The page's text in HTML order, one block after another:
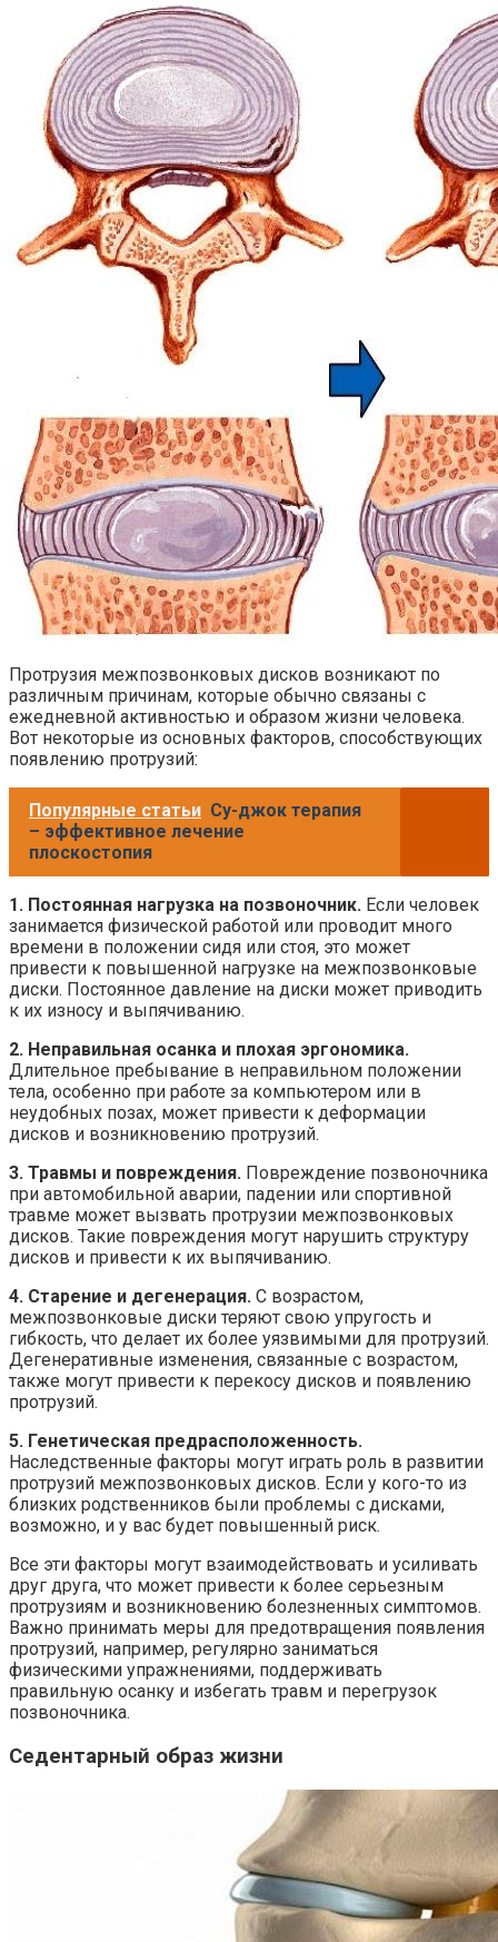
Протрузия межпозвонковых дисков возникают по
различным причинам, которые обычно связаны с
ежедневной активностью и образом жизни человека.
Вот некоторые из основных факторов, способствующих
появлению протрузий:
Популярные статьи Су-джок терапия
– эффективное лечение
плоскостопия
1. Постоянная нагрузка на позвоночник. Если человек
занимается физической работой или проводит много
времени в положении сидя или стоя, это может
привести к повышенной нагрузке на межпозвонковые
диски. Постоянное давление на диски может приводить
к их износу и выпячиванию.
2. Неправильная осанка и плохая эргономика.
Длительное пребывание в неправильном положении
тела, особенно при работе за компьютером или в
неудобных позах, может привести к деформации
дисков и возникновению протрузий.
3. Травмы и повреждения. Повреждение позвоночника
при автомобильной аварии, падении или спортивной
травме может вызвать протрузии межпозвонковых
дисков. Такие повреждения могут нарушить структуру
дисков и привести к их выпячиванию.
4. Старение и дегенерация. С возрастом,
межпозвонковые диски теряют свою упругость и
гибкость, что делает их более уязвимыми для протрузий.
Дегенеративные изменения, связанные с возрастом,
также могут привести к перекосу дисков и появлению
протрузий.
5. Генетическая предрасположенность.
Наследственные факторы могут играть роль в развитии
протрузий межпозвонковых дисков. Если у кого-то из
близких родственников были проблемы с дисками,
возможно, и у вас будет повышенный риск.
Все эти факторы могут взаимодействовать и усиливать
друг друга, что может привести к более серьезным
протрузиям и возникновению болезненных симптомов.
Важно принимать меры для предотвращения появления
протрузий, например, регулярно заниматься
физическими упражнениями, поддерживать
правильную осанку и избегать травм и перегрузок
позвоночника.
Седентарный образ жизни